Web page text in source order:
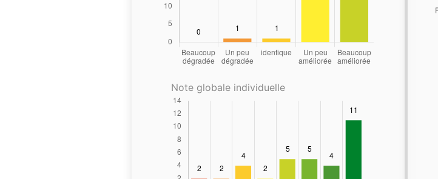
Note globale individuelle